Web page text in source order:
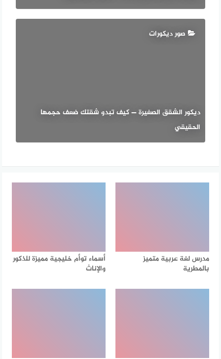
صور ديكورات
ديكور الشقق الصغيرة — كيف تبدو شقتك ضعف حجمها
الحقيقي
مدرس لغة عربية متميز
بالمطرية
أسماء توأم خليجية مميزة للذكور
والإناث